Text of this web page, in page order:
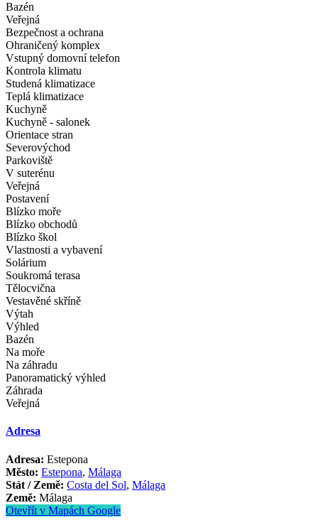
Bazén
Veřejná
Bezpečnost a ochrana
Ohraničený komplex
Vstupný domovní telefon
Kontrola klimatu
Studená klimatizace
Teplá klimatizace
Kuchyně
Kuchyně - salonek
Orientace stran
Severovýchod
Parkoviště
V suterénu
Veřejná
Postavení
Blízko moře
Blízko obchodů
Blízko škol
Vlastnosti a vybavení
Solárium
Soukromá terasa
Tělocvična
Vestavěné skříně
Výtah
Výhled
Bazén
Na moře
Na záhradu
Panoramatický výhled
Záhrada
Veřejná
Adresa
Adresa: Estepona
Město: Estepona,Málaga
Stát / Země: Costa del Sol,Málaga
Země: Málaga
Otevřít v Mapách Google